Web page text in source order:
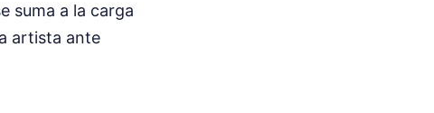
suma a la carga
artista ante